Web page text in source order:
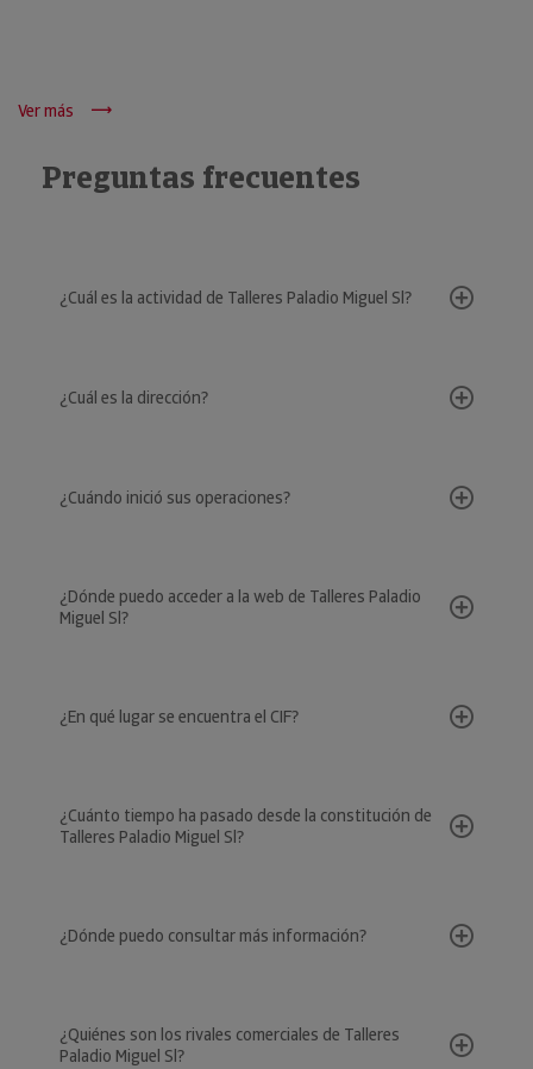
Ver más
Preguntas frecuentes
¿Cuál es la actividad de Talleres Paladio Miguel Sl?
¿Cuál es la dirección?
¿Cuándo inició sus operaciones?
¿Dónde puedo acceder a la web de Talleres Paladio
Miguel Sl?
¿En qué lugar se encuentra el CIF?
¿Cuánto tiempo ha pasado desde la constitución de
Talleres Paladio Miguel Sl?
¿Dónde puedo consultar más información?
¿Quiénes son los rivales comerciales de Talleres
Paladio Miguel Sl?